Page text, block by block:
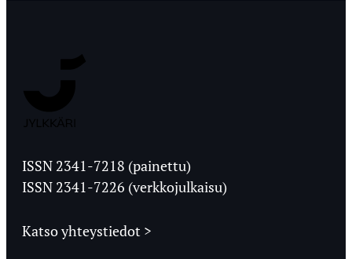
Ylioppilaslehti
ISSN 2341-7218 (painettu)
ISSN 2341-7226 (verkkojulkaisu)
Katso yhteystiedot >